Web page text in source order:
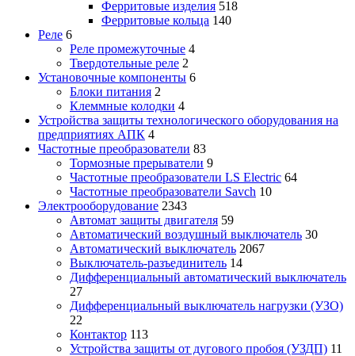
Ферритовые изделия 518
Ферритовые кольца 140
Реле 6
Реле промежуточные 4
Твердотельные реле 2
Установочные компоненты 6
Блоки питания 2
Клеммные колодки 4
Устройства защиты технологического оборудования на
предприятиях АПК 4
Частотные преобразователи 83
Тормозные прерыватели 9
Частотные преобразователи LS Electric 64
Частотные преобразователи Savch 10
Электрооборудование 2343
Автомат защиты двигателя 59
Автоматический воздушный выключатель 30
Автоматический выключатель 2067
Выключатель-разъединитель 14
Дифференциальный автоматический выключатель
27
Дифференциальный выключатель нагрузки (УЗО)
22
Контактор 113
Устройства защиты от дугового пробоя (УЗДП) 11